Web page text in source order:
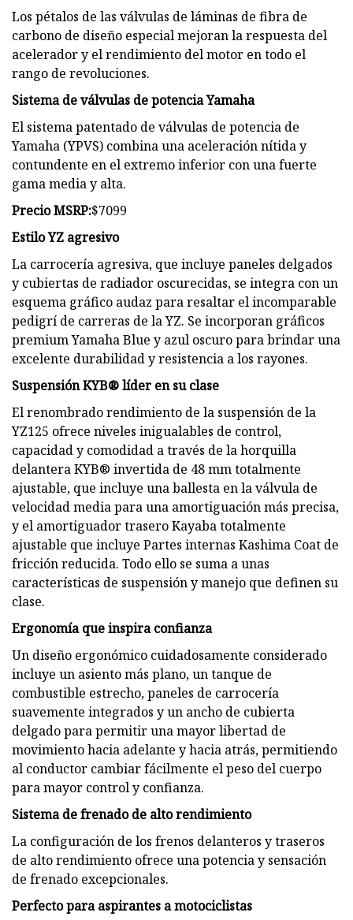
Los pétalos de las válvulas de láminas de fibra de
carbono de diseño especial mejoran la respuesta del
acelerador y el rendimiento del motor en todo el
rango de revoluciones.
Sistema de válvulas de potencia Yamaha
El sistema patentado de válvulas de potencia de
Yamaha (YPVS) combina una aceleración nítida y
contundente en el extremo inferior con una fuerte
gama media y alta.
Precio MSRP:$7099
Estilo YZ agresivo
La carrocería agresiva, que incluye paneles delgados
y cubiertas de radiador oscurecidas, se integra con un
esquema gráfico audaz para resaltar el incomparable
pedigrí de carreras de la YZ. Se incorporan gráficos
premium Yamaha Blue y azul oscuro para brindar una
excelente durabilidad y resistencia a los rayones.
Suspensión KYB® líder en su clase
El renombrado rendimiento de la suspensión de la
YZ125 ofrece niveles inigualables de control,
capacidad y comodidad a través de la horquilla
delantera KYB® invertida de 48 mm totalmente
ajustable, que incluye una ballesta en la válvula de
velocidad media para una amortiguación más precisa,
y el amortiguador trasero Kayaba totalmente
ajustable que incluye Partes internas Kashima Coat de
fricción reducida. Todo ello se suma a unas
características de suspensión y manejo que definen su
clase.
Ergonomía que inspira confianza
Un diseño ergonómico cuidadosamente considerado
incluye un asiento más plano, un tanque de
combustible estrecho, paneles de carrocería
suavemente integrados y un ancho de cubierta
delgado para permitir una mayor libertad de
movimiento hacia adelante y hacia atrás, permitiendo
al conductor cambiar fácilmente el peso del cuerpo
para mayor control y confianza.
Sistema de frenado de alto rendimiento
La configuración de los frenos delanteros y traseros
de alto rendimiento ofrece una potencia y sensación
de frenado excepcionales.
Perfecto para aspirantes a motociclistas